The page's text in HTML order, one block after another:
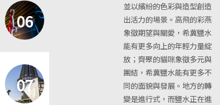
06
07
並以繽紛的色彩與造型創造
出活力的場景。高飛的彩燕
象徵期望與關愛，希冀鹽水
能有更多向上的年輕力量綻
放；齊聚的貓咪象徵多元與
團結，希冀鹽水能有更多不
同的面貌與發展。地方的轉
變是進行式，而鹽水正在進